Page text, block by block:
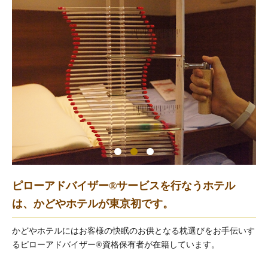
ピローアドバイザー®サービスを行なうホテル
は、かどやホテルが東京初です。
かどやホテルにはお客様の快眠のお供となる枕選びをお手伝いす
るピローアドバイザー®資格保有者が在籍しています。